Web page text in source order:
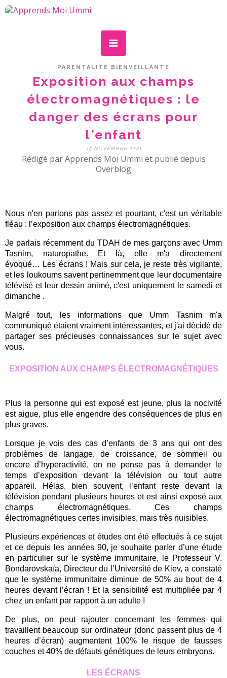
PARENTALITÉ BIENVEILLANTE
Exposition aux champs
électromagnétiques : le
danger des écrans pour
l'enfant
15 NOVEMBRE 2021
Rédigé par Apprends Moi Ummi et publié depuis
Overblog
Nous n'en parlons pas assez et pourtant, c'est un véritable
fléau : l’exposition aux champs électromagnétiques.
Je parlais récemment du TDAH de mes garçons avec Umm
Tasnim, naturopathe. Et là, elle m'a directement
évoqué… Les écrans ! Mais sur cela, je reste très vigilante,
et les loukoums savent pertinemment que leur documentaire
télévisé et leur dessin animé, c'est uniquement le samedi et
dimanche .
Malgré tout, les informations que Umm Tasnim m'a
communiqué étaient vraiment intéressantes, et j'ai décidé de
partager ses précieuses connaissances sur le sujet avec
vous.
EXPOSITION AUX CHAMPS ÉLECTROMAGNÉTIQUES
Plus la personne qui est exposé est jeune, plus la nocivité
est aigue, plus elle engendre des conséquences de plus en
plus graves.
Lorsque je vois des cas d’enfants de 3 ans qui ont des
problèmes de langage, de croissance, de sommeil ou
encore d’hyperactivité, on ne pense pas à demander le
temps d’exposition devant la télévision ou tout autre
appareil. Hélas, bien souvent, l’enfant reste devant la
télévision pendant plusieurs heures et est ainsi exposé aux
champs électromagnétiques. Ces champs
électromagnétiques certes invisibles, mais très nuisibles.
Plusieurs expériences et études ont été effectués à ce sujet
et ce depuis les années 90, je souhaite parler d’une étude
en particulier sur le système immunitaire, le Professeur V.
Bondarovskaïa, Directeur du l’Université de Kiev, a constaté
que le système immunitaire diminue de 50% au bout de 4
heures devant l’écran ! Et la sensibilité est multipliée par 4
chez un enfant par rapport à un adulte !
De plus, on peut rajouter concernant les femmes qui
travaillent beaucoup sur ordinateur (donc passent plus de 4
heures d’écran) augmentent 100% le risque de fausses
couches et 40% de défauts génétiques de leurs embryons.
LES ÉCRANS